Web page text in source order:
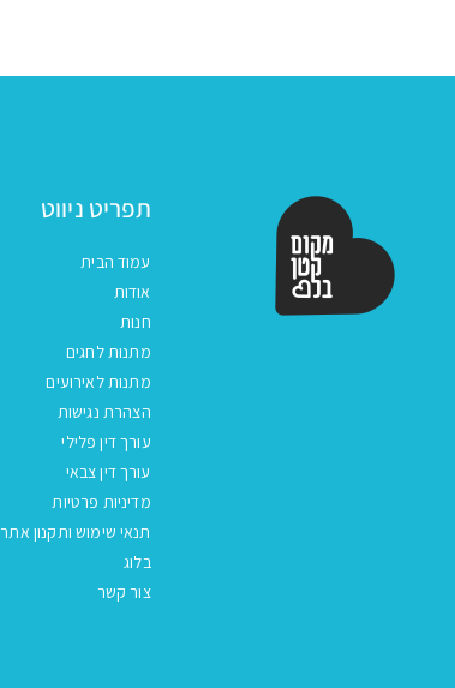
תפריט ניווט
עמוד הבית
אודות
חנות
מתנות לחגים
מתנות לאירועים
הצהרת נגישות
עורך דין פלילי
עורך דין צבאי
מדיניות פרטיות
תנאי שימוש ותקנון אתר
בלוג
צור קשר